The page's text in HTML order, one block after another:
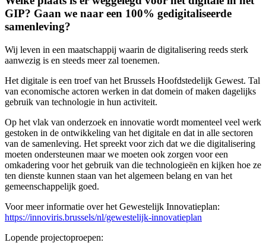
GIP? Gaan we naar een 100% gedigitaliseerde
samenleving?
Wij leven in een maatschappij waarin de digitalisering reeds sterk
aanwezig is en steeds meer zal toenemen.
Het digitale is een troef van het Brussels Hoofdstedelijk Gewest. Tal
van economische actoren werken in dat domein of maken dagelijks
gebruik van technologie in hun activiteit.
Op het vlak van onderzoek en innovatie wordt momenteel veel werk
gestoken in de ontwikkeling van het digitale en dat in alle sectoren
van de samenleving. Het spreekt voor zich dat we die digitalisering
moeten ondersteunen maar we moeten ook zorgen voor een
omkadering voor het gebruik van die technologieën en kijken hoe ze
ten dienste kunnen staan van het algemeen belang en van het
gemeenschappelijk goed.
Voor meer informatie over het Gewestelijk Innovatieplan:
https://innoviris.brussels/nl/gewestelijk-innovatieplan
Lopende projectoproepen: